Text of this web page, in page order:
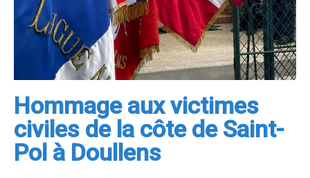
Hommage aux victimes
civiles de la côte de Saint-
Pol à Doullens